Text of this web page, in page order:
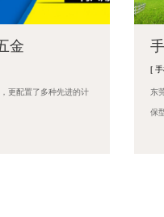
金
更配置了多种先进的计
[
东
保